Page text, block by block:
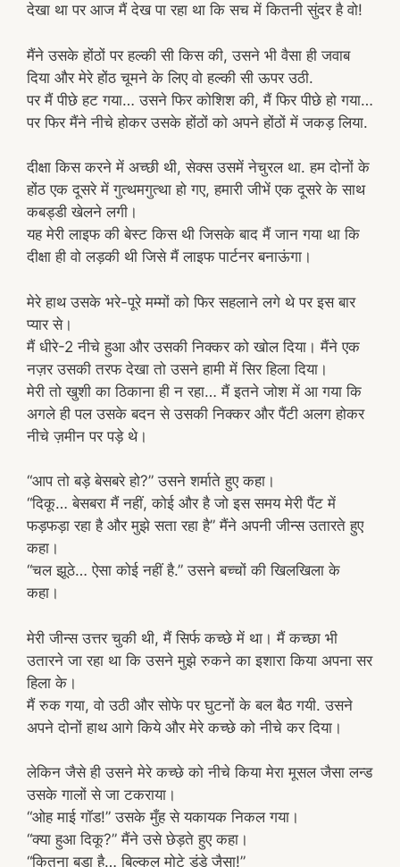
देखा था पर आज मैं देख पा रहा था कि सच में कितनी सुंदर है वो!
मैंने उसके होंठों पर हल्की सी किस की, उसने भी वैसा ही जवाब
दिया और मेरे होंठ चूमने के लिए वो हल्की सी ऊपर उठी.
पर मैं पीछे हट गया… उसने फिर कोशिश की, मैं फिर पीछे हो गया…
पर फिर मैंने नीचे होकर उसके होंठों को अपने होंठों में जकड़ लिया.
दीक्षा किस करने में अच्छी थी, सेक्स उसमें नेचुरल था. हम दोनों के
होंठ एक दूसरे में गुत्थमगुत्था हो गए, हमारी जीभें एक दूसरे के साथ
कबड्डी खेलने लगी।
यह मेरी लाइफ की बेस्ट किस थी जिसके बाद मैं जान गया था कि
दीक्षा ही वो लड़की थी जिसे मैं लाइफ पार्टनर बनाऊंगा।
मेरे हाथ उसके भरे-पूरे मम्मों को फिर सहलाने लगे थे पर इस बार
प्यार से।
मैं धीरे-2 नीचे हुआ और उसकी निक्कर को खोल दिया। मैंने एक
नज़र उसकी तरफ देखा तो उसने हामी में सिर हिला दिया।
मेरी तो खुशी का ठिकाना ही न रहा… मैं इतने जोश में आ गया कि
अगले ही पल उसके बदन से उसकी निक्कर और पैंटी अलग होकर
नीचे ज़मीन पर पड़े थे।
“आप तो बड़े बेसबरे हो?” उसने शर्माते हुए कहा।
“दिकू… बेसबरा मैं नहीं, कोई और है जो इस समय मेरी पैंट में
फड़फड़ा रहा है और मुझे सता रहा है” मैंने अपनी जीन्स उतारते हुए
कहा।
“चल झूठे… ऐसा कोई नहीं है.” उसने बच्चों की खिलखिला के
कहा।
मेरी जीन्स उत्तर चुकी थी, मैं सिर्फ कच्छे में था। मैं कच्छा भी
उतारने जा रहा था कि उसने मुझे रुकने का इशारा किया अपना सर
हिला के।
मैं रुक गया, वो उठी और सोफे पर घुटनों के बल बैठ गयी. उसने
अपने दोनों हाथ आगे किये और मेरे कच्छे को नीचे कर दिया।
लेकिन जैसे ही उसने मेरे कच्छे को नीचे किया मेरा मूसल जैसा लन्ड
उसके गालों से जा टकराया।
“ओह माई गॉड!” उसके मुँह से यकायक निकल गया।
“क्या हुआ दिकू?” मैंने उसे छेड़ते हुए कहा।
“कितना बड़ा है… बिल्कुल मोटे डंडे जैसा!”